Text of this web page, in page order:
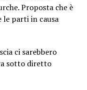
Proposta che è
parti in causa
ci sarebbero
sotto diretto